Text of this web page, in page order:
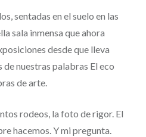
sentadas en el suelo en las
sala inmensa que ahora
desde que lleva
nuestras palabras El eco
de arte.
rodeos, la foto de rigor. El
hacemos. Y mi pregunta.